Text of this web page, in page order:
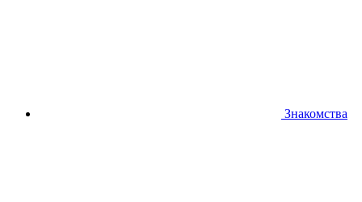
Знакомства